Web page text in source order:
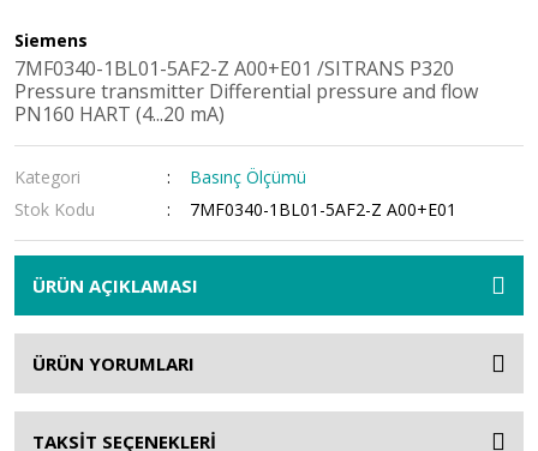
Siemens
7MF0340-1BL01-5AF2-Z A00+E01 /SITRANS P320
Pressure transmitter Differential pressure and flow
PN160 HART (4...20 mA)
Kategori
Basınç Ölçümü
Stok Kodu
7MF0340-1BL01-5AF2-Z A00+E01
ÜRÜN AÇIKLAMASI
ÜRÜN YORUMLARI
TAKSİT SEÇENEKLERİ